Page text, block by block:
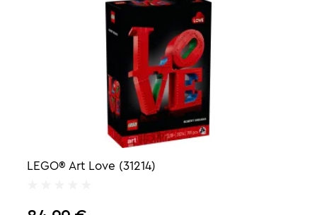
LEGO® Art Love (31214)